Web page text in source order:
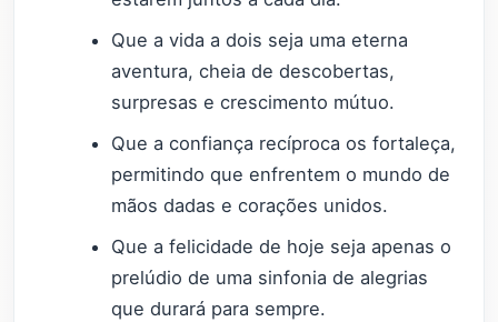
Que a vida a dois seja uma eterna
aventura, cheia de descobertas,
surpresas e crescimento mútuo.
Que a confiança recíproca os fortaleça,
permitindo que enfrentem o mundo de
mãos dadas e corações unidos.
Que a felicidade de hoje seja apenas o
prelúdio de uma sinfonia de alegrias
que durará para sempre.